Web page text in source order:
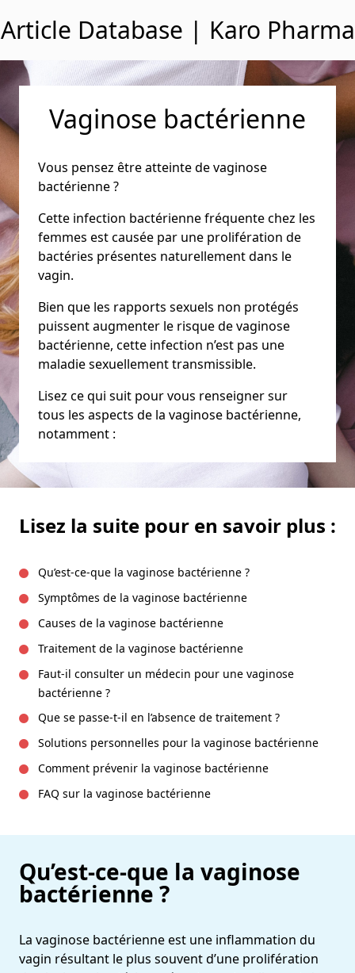
Article Database | Karo Pharma
Vaginose bactérienne
Vous pensez être atteinte de vaginose
bactérienne ?
Cette infection bactérienne fréquente chez les
femmes est causée par une prolifération de
bactéries présentes naturellement dans le
vagin.
Bien que les rapports sexuels non protégés
puissent augmenter le risque de vaginose
bactérienne, cette infection n’est pas une
maladie sexuellement transmissible.
Lisez ce qui suit pour vous renseigner sur
tous les aspects de la vaginose bactérienne,
notamment :
Lisez la suite pour en savoir plus :
Qu’est-ce-que la vaginose bactérienne ?
Symptômes de la vaginose bactérienne
Causes de la vaginose bactérienne
Traitement de la vaginose bactérienne
Faut-il consulter un médecin pour une vaginose
bactérienne ?
Que se passe-t-il en l’absence de traitement ?
Solutions personnelles pour la vaginose bactérienne
Comment prévenir la vaginose bactérienne
FAQ sur la vaginose bactérienne
Qu’est-ce-que la vaginose
bactérienne ?
La vaginose bactérienne est une inflammation du
vagin résultant le plus souvent d’une prolifération